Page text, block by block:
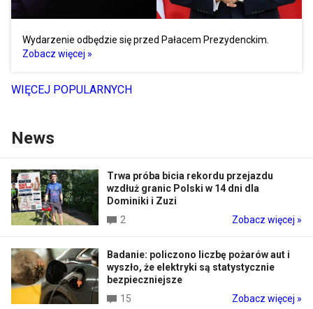
Wydarzenie odbędzie się przed Pałacem Prezydenckim.
Zobacz więcej »
WIĘCEJ POPULARNYCH
News
Trwa próba bicia rekordu przejazdu
wzdłuż granic Polski w 14 dni dla
Dominiki i Zuzi
2
Zobacz więcej »
Badanie: policzono liczbę pożarów aut i
wyszło, że elektryki są statystycznie
bezpieczniejsze
15
Zobacz więcej »